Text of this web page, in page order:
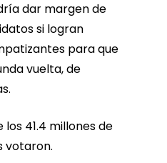
dar margen de
si logran
para que
vuelta, de
41.4 millones de
votaron.